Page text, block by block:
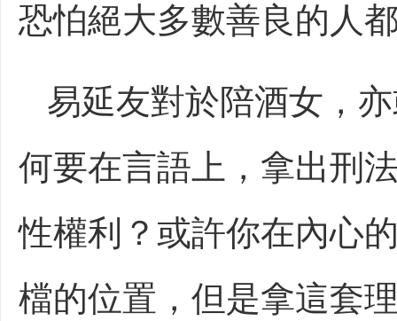
恐怕絕大多數善良的人
易延友對於陪酒女，
何要在言語上，拿出刑
性權利？或許你在內心
檔的位置，但是拿這套